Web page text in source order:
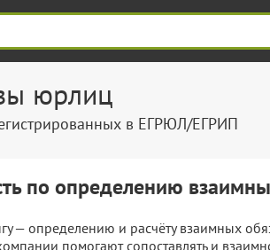
юрлиц
в ЕГРЮЛ/ЕГРИП
по определению
— определению и расчёту взаимных
помогают сопоставлять и